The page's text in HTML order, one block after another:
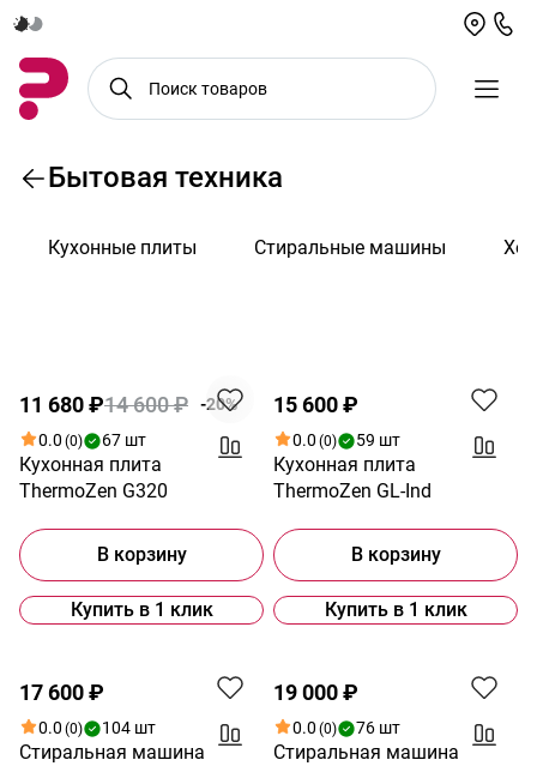
Бытовая техника
Кухонные плиты Стиральные машины
11 680 ₽14 600 ₽
-20%
0.0 (0) 67 шт
Кухонная плита
ThermoZen G320
В корзину
Купить в 1 клик
15 600 ₽
0.0 (0) 59 шт
Кухонная плита
ThermoZen GL-Ind
В корзину
Купить в 1 клик
Новинка
17 600 ₽
0.0 (0) 104 шт
Стиральная машина
19 000 ₽
0.0 (0) 76 шт
Стиральная машина